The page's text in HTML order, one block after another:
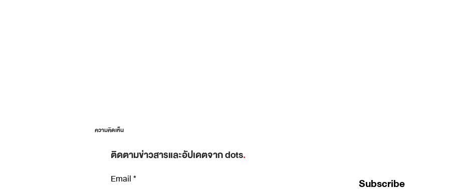
ความคิดเห็น
เขียนความคิดเห็น…
ติดตามข่าวสารและอัปเดตจาก dots.
Email Subscribe